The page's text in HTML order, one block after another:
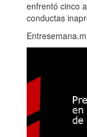
enfrentó cinco
conductas